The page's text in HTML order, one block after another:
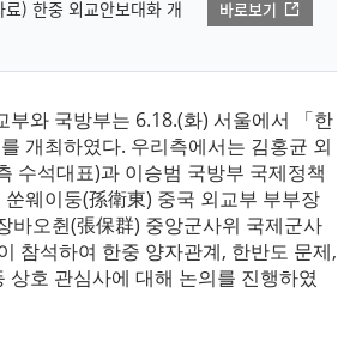
) 한중 외교안보대화 개
바로보기
부와 국방부는 6.18.(화) 서울에서 「한
개최하였다. 우리측에서는 김홍균 외
수석대표)과 이승범 국방부 국제정책
웨이둥(孫衛東) 중국 외교부 부부장
바오췬(張保群) 중앙군사위 국제군사
참석하여 한중 양자관계, 한반도 문제,
상호 관심사에 대해 논의를 진행하였